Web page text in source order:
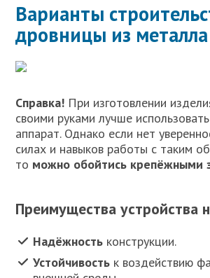
Варианты
дровницы из металла
Справка! При изготовлении
своими руками лучше
аппарат. Однако если нет
силах и навыков работы с таким
то можно обойтись крепёжными
Преимущества устройства
Надёжность конструкции.
Устойчивость к воздействию